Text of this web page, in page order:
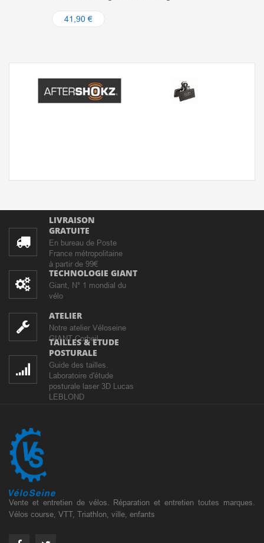
41,90 €
LIVRAISON
GRATUITE
En bureau de Poste
France métropolitaine
à partir de 99€
TECHNOLOGIE GIANT
Giant, N° 1 mondial du
vélo
ATELIER
Notre atelier Véloseine
GIANT Corbeil
TAILLES & ETUDE
POSTURALE
Guide des tailles.
Laboratoire d'étude
posturale laser 3D Lucas
LEBLOND
Vente et entretien de vélos. Réparation et entretien toutes marques.
Vélos course, VTT, Triathlon, ville, enfants